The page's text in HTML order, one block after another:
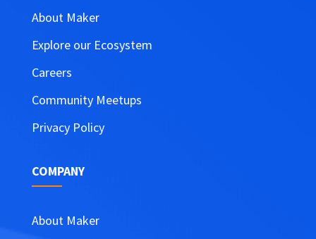
About Maker
Explore our Ecosystem
Careers
Community Meetups
Privacy Policy
COMPANY
About Maker